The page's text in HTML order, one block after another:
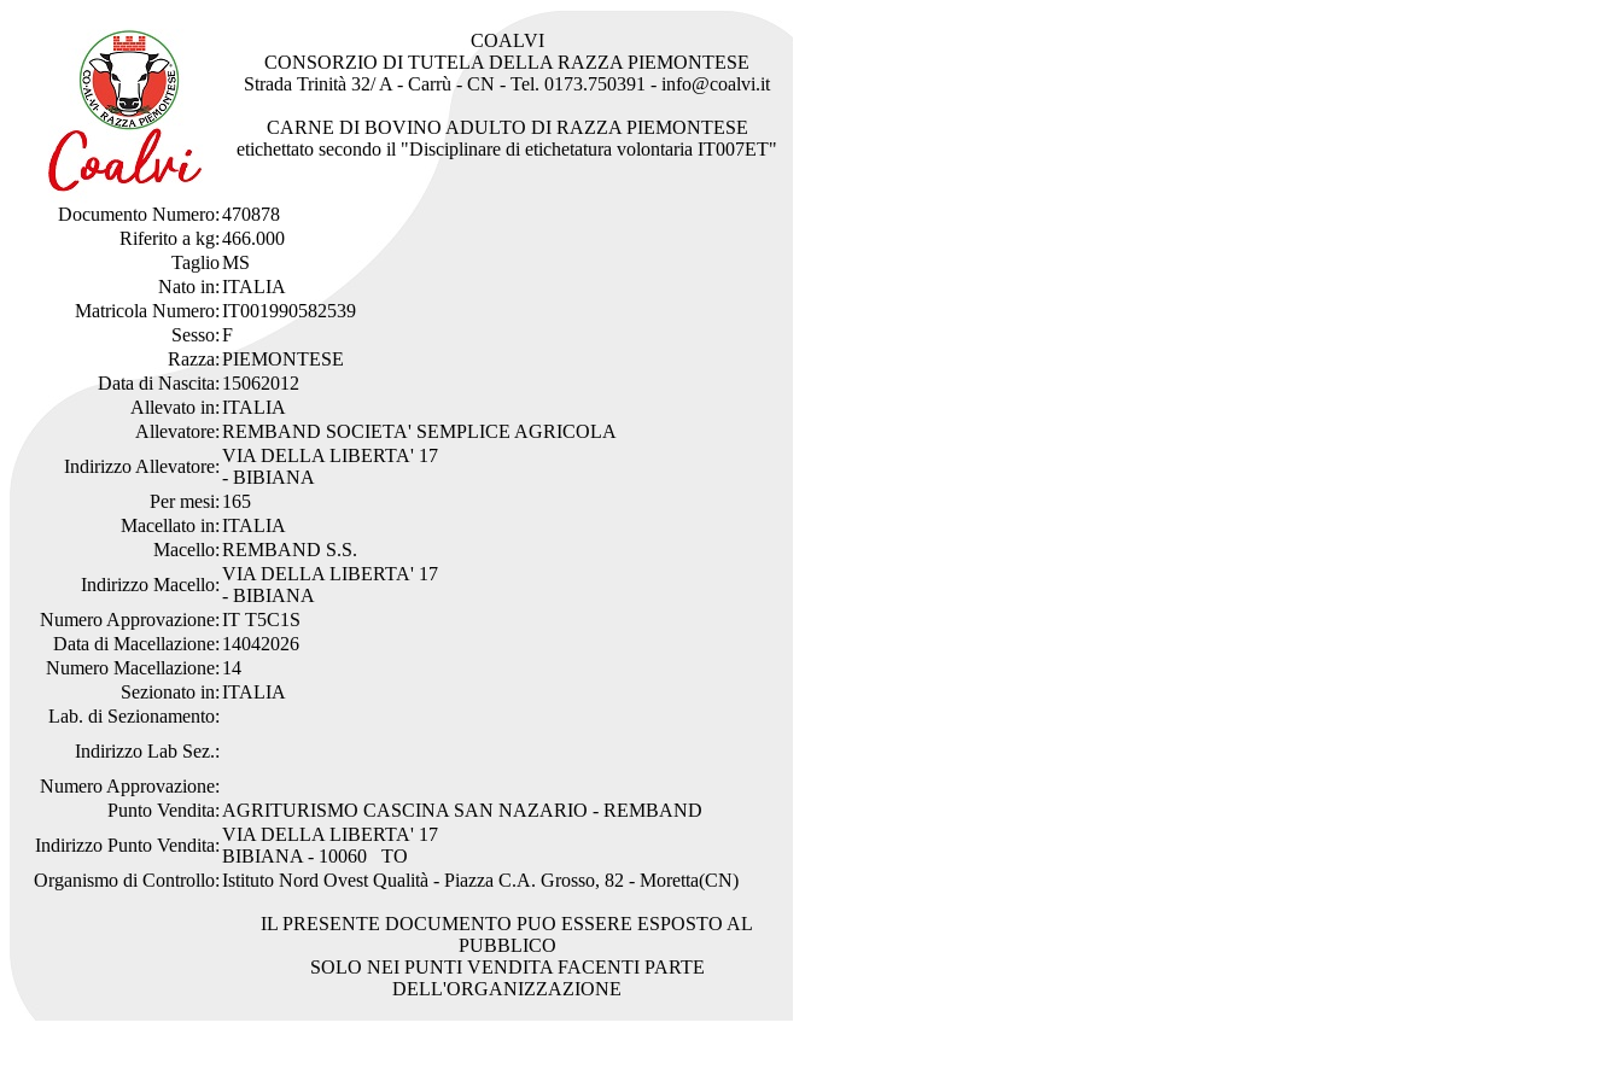
COALVI
CONSORZIO DI TUTELA DELLA RAZZA PIEMONTESE
Strada Trinità 32/ A - Carrù - CN - Tel. 0173.750391 - info@coalvi.it
CARNE DI BOVINO ADULTO DI RAZZA PIEMONTESE
etichettato secondo il "Disciplinare di etichetatura volontaria IT007ET"
Documento Numero:470878
Riferito a kg:466.000
TaglioMS
Nato in:ITALIA
Matricola Numero:IT001990582539
Sesso:F
Razza:PIEMONTESE
Data di Nascita: 15062012
Allevato in:ITALIA
Allevatore:REMBAND SOCIETA' SEMPLICE AGRICOLA
Indirizzo Allevatore:
VIA DELLA LIBERTA' 17
- BIBIANA
Per mesi: 165
Macellato in:ITALIA
Macello:REMBAND S.S.
Indirizzo Macello:
VIA DELLA LIBERTA' 17
- BIBIANA
Numero Approvazione:IT T5C1S
Data di Macellazione: 14042026
Numero Macellazione: 14
Sezionato in:ITALIA
Lab. di Sezionamento:
Indirizzo Lab Sez.:
Numero Approvazione:
Punto Vendita: AGRITURISMO CASCINA SAN NAZARIO - REMBAND
Indirizzo Punto Vendita:
VIA DELLA LIBERTA' 17
BIBIANA - 10060 TO
Organismo di Controllo:Istituto Nord Ovest Qualità - Piazza C.A. Grosso, 82 - Moretta(CN)
IL PRESENTE DOCUMENTO PUO ESSERE ESPOSTO AL
PUBBLICO
SOLO NEI PUNTI VENDITA FACENTI PARTE
DELL'ORGANIZZAZIONE